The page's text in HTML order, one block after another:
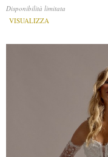
Disponibilità limitata
VISUALIZZA